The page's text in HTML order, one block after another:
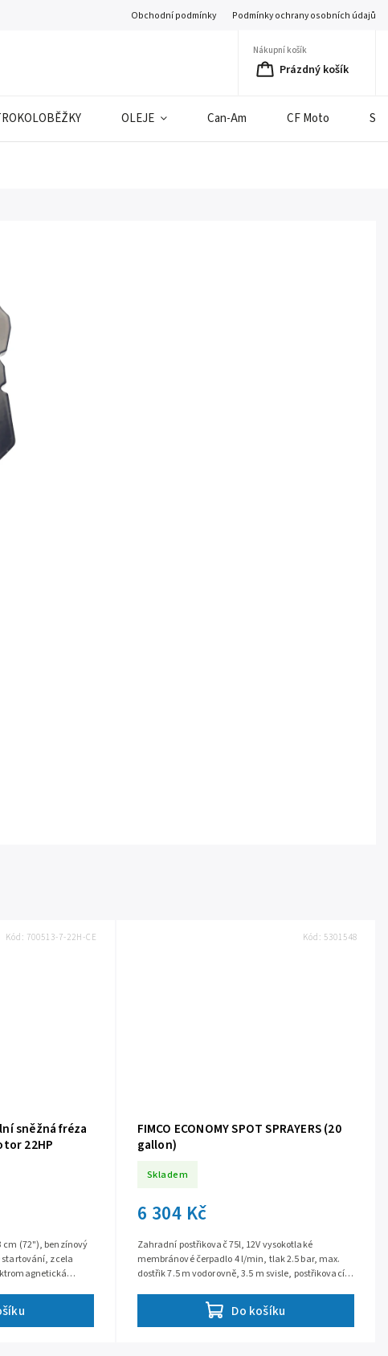
Obchodní podmínky Podmínky ochrany osobních údajů
Nákupní košík
Prázdný košík
OLEJE Can-Am CF Moto
sněžná fréza
22HP
cm (72"), benzínový
startování, zcela
Kód: 700513-7-22H-CE
FIMCO ECONOMY SPOT SPRAYERS (20
gallon)
Skladem
6 304 Kč
Do košíku
Zahradní postřikovač 75l, 12V vysokotlaké
membránové čerpadlo 4 l/min, tlak 2.5 bar, max.
dostřik 7.5 m vodorovně, 3.5 m svisle, postřikovací
Kód: 5301548